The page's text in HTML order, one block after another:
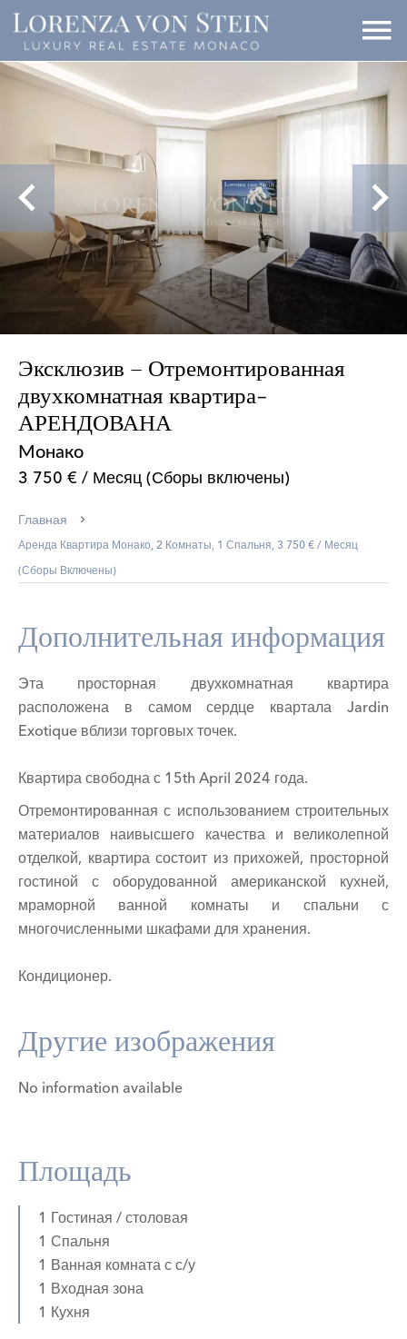
Эксклюзив – Отремонтированная
двухкомнатная квартира-
АРЕНДОВАНА
Монако
3 750 € / Месяц (Сборы включены)
Главная
Аренда Квартира Монако, 2 Комнаты, 1 Спальня, 3 750 € / Месяц
(Сборы Включены)
Дополнительная информация
Эта просторная двухкомнатная квартира
расположена в самом сердце квартала Jardin
Exotique вблизи торговых точек.
Квартира свободна с 15th April 2024 года.
Отремонтированная с использованием строительных
материалов наивысшего качества и великолепной
отделкой, квартира состоит из прихожей, просторной
гостиной с оборудованной американской кухней,
мраморной ванной комнаты и спальни с
многочисленными шкафами для хранения.
Кондиционер.
Другие изображения
No information available
Площадь
1 Гостиная / столовая
1 Спальня
1 Ванная комната с с/у
1 Входная зона
1 Кухня